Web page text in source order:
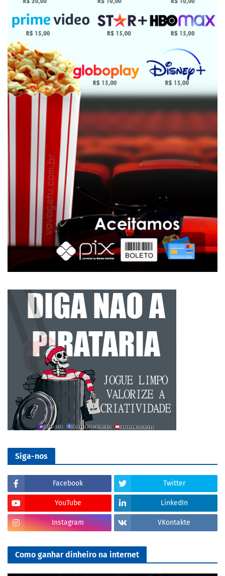
Siga-nos
Facebook Twitter
YouTube LinkedIn
Instagram VKontakte
Como ganhar dinheiro na internet